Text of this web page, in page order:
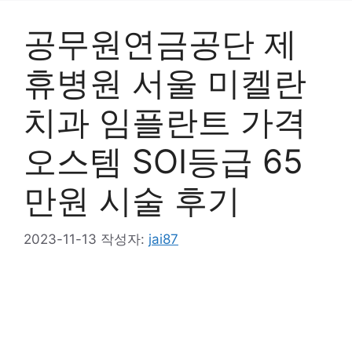
공무원연금공단 제
휴병원 서울 미켈란
치과 임플란트 가격
오스템 SOI등급 65
만원 시술 후기
2023-11-13 작성자: jai87